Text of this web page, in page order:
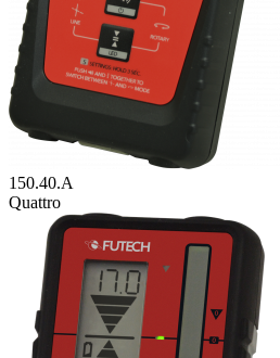
150.40.A
Quattro